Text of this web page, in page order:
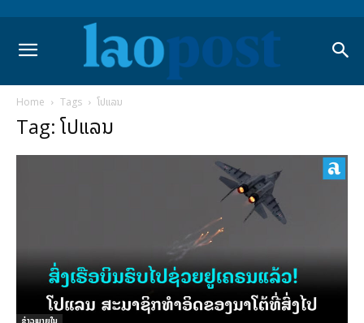
Home Tags ໂປແລນ
Tag: ໂປແລນ
ຂ່າວພາຍ​ໃນ